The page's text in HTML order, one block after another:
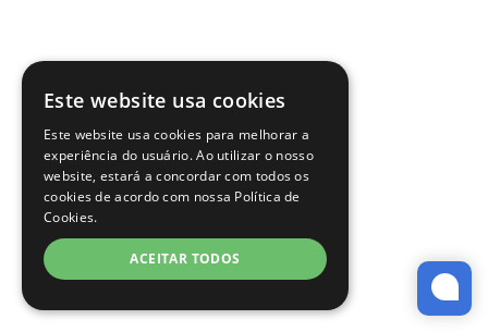
Este website usa cookies
Este website usa cookies para melhorar a
experiência do usuário. Ao utilizar o nosso
website, estará a concordar com todos os
cookies de acordo com nossa Política de
Cookies.
ACEITAR TODOS